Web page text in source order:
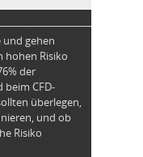
gehen
hohen Risiko
der
beim CFD-
überlegen,
und ob
Risiko